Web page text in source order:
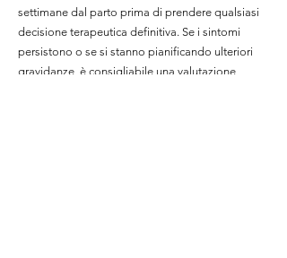
settimane dal parto prima di prendere qualsiasi
decisione terapeutica definitiva. Se i sintomi
persistono o se si stanno pianificando ulteriori
gravidanze, è consigliabile una valutazione